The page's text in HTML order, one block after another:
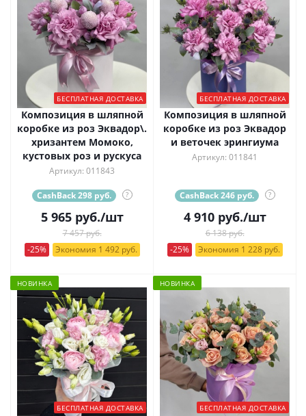
БЕСПЛАТНАЯ ДОСТАВКА
Композиция в шляпной
коробке из роз Эквадор\.
хризантем Момоко,
кустовых роз и рускуса
Артикул: 011843
CashBack 298 руб. ?
5 965руб./шт
7 457 руб.
-25%
Экономия 1 492 руб.
БЕСПЛАТНАЯ ДОСТАВКА
Композиция в шляпной
коробке из роз Эквадор
и веточек эрингиума
Артикул: 011841
CashBack 246 руб. ?
4 910руб./шт
6 138 руб.
-25%
Экономия 1 228 руб.
НОВИНКА
БЕСПЛАТНАЯ ДОСТАВКА
НОВИНКА
БЕСПЛАТНАЯ ДОСТАВКА